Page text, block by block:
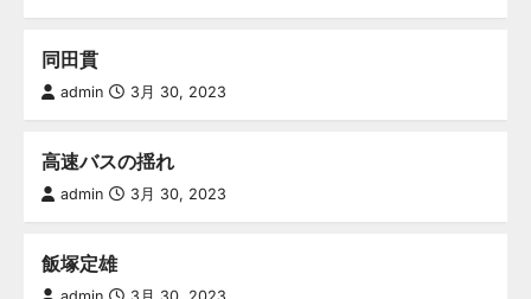
同田貫
admin 3月 30, 2023
高速バスの揺れ
admin 3月 30, 2023
飯塚定雄